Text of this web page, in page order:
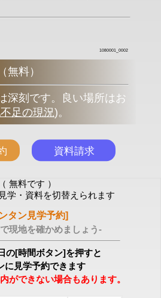
1080001_0002
無料）
深刻です。良い場所はお
足の現況)。
（ 無料です ）
学・資料を切替えられます
タン見学予約]
現地を確かめましょう-
の[時間ボタン]を押すと
に見学予約できます
ができない場合もあります。